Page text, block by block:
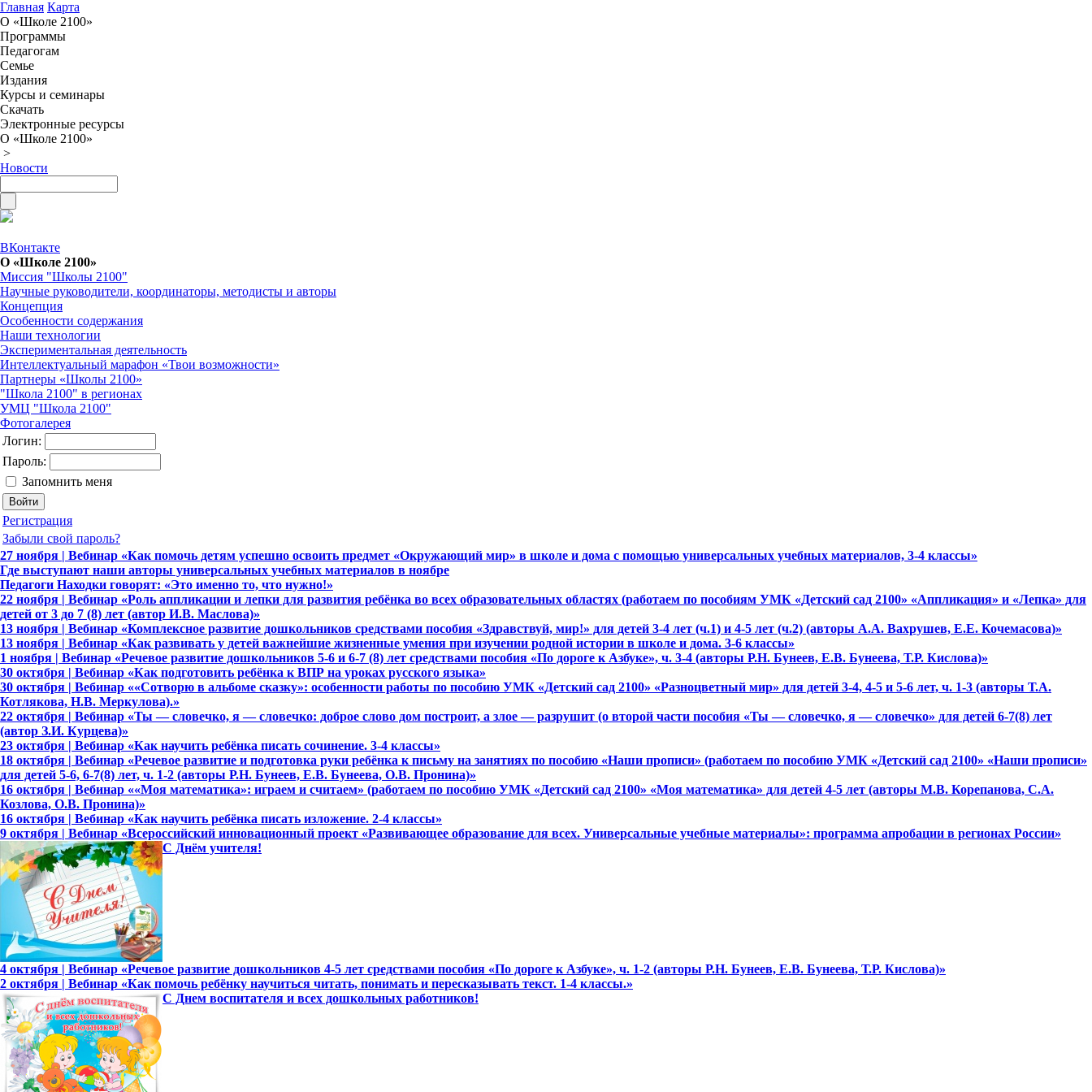
Главная Карта
О «Школе 2100»
Программы
Педагогам
Семье
Издания
Курсы и семинары
Скачать
Электронные ресурсы
О «Школе 2100»
>
Новости
ВКонтакте
О «Школе 2100»
Миссия "Школы 2100"
Научные руководители, координаторы, методисты и авторы
Концепция
Особенности содержания
Наши технологии
Экспериментальная деятельность
Интеллектуальный марафон «Твои возможности»
Партнеры «Школы 2100»
"Школа 2100" в регионах
УМЦ "Школа 2100"
Фотогалерея
Логин:
Пароль:
Запомнить меня
Регистрация
Забыли свой пароль?
27 ноября | Вебинар «Как помочь детям успешно освоить предмет «Окружающий мир» в школе и дома с помощью универсальных учебных материалов, 3-4 классы»
Где выступают наши авторы универсальных учебных материалов в ноябре
Педагоги Находки говорят: «Это именно то, что нужно!»
22 ноября | Вебинар «Роль аппликации и лепки для развития ребёнка во всех образовательных областях (работаем по пособиям УМК «Детский сад 2100» «Аппликация» и «Лепка» для
детей от 3 до 7 (8) лет (автор И.В. Маслова)»
13 ноября | Вебинар «Комплексное развитие дошкольников средствами пособия «Здравствуй, мир!» для детей 3-4 лет (ч.1) и 4-5 лет (ч.2) (авторы А.А. Вахрушев, Е.Е. Кочемасова)»
13 ноября | Вебинар «Как развивать у детей важнейшие жизненные умения при изучении родной истории в школе и дома. 3-6 классы»
1 ноября | Вебинар «Речевое развитие дошкольников 5-6 и 6-7 (8) лет средствами пособия «По дороге к Азбуке», ч. 3-4 (авторы Р.Н. Бунеев, Е.В. Бунеева, Т.Р. Кислова)»
30 октября | Вебинар «Как подготовить ребёнка к ВПР на уроках русского языка»
30 октября | Вебинар ««Сотворю в альбоме сказку»: особенности работы по пособию УМК «Детский сад 2100» «Разноцветный мир» для детей 3-4, 4-5 и 5-6 лет, ч. 1-3 (авторы Т.А.
Котлякова, Н.В. Меркулова).»
22 октября | Вебинар «Ты — словечко, я — словечко: доброе слово дом построит, а злое — разрушит (о второй части пособия «Ты — словечко, я — словечко» для детей 6-7(8) лет
(автор З.И. Курцева)»
23 октября | Вебинар «Как научить ребёнка писать сочинение. 3-4 классы»
18 октября | Вебинар «Речевое развитие и подготовка руки ребёнка к письму на занятиях по пособию «Наши прописи» (работаем по пособию УМК «Детский сад 2100» «Наши прописи»
для детей 5-6, 6-7(8) лет, ч. 1-2 (авторы Р.Н. Бунеев, Е.В. Бунеева, О.В. Пронина)»
16 октября | Вебинар ««Моя математика»: играем и считаем» (работаем по пособию УМК «Детский сад 2100» «Моя математика» для детей 4-5 лет (авторы М.В. Корепанова, С.А.
Козлова, О.В. Пронина)»
16 октября | Вебинар «Как научить ребёнка писать изложение. 2-4 классы»
9 октября | Вебинар «Всероссийский инновационный проект «Развивающее образование для всех. Универсальные учебные материалы»: программа апробации в регионах России»
С Днём учителя!
4 октября | Вебинар «Речевое развитие дошкольников 4-5 лет средствами пособия «По дороге к Азбуке», ч. 1-2 (авторы Р.Н. Бунеев, Е.В. Бунеева, Т.Р. Кислова)»
2 октября | Вебинар «Как помочь ребёнку научиться читать, понимать и пересказывать текст. 1-4 классы.»
С Днем воспитателя и всех дошкольных работников!